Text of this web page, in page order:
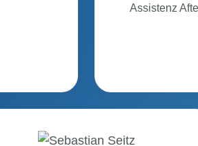
Assistenz
Seitz